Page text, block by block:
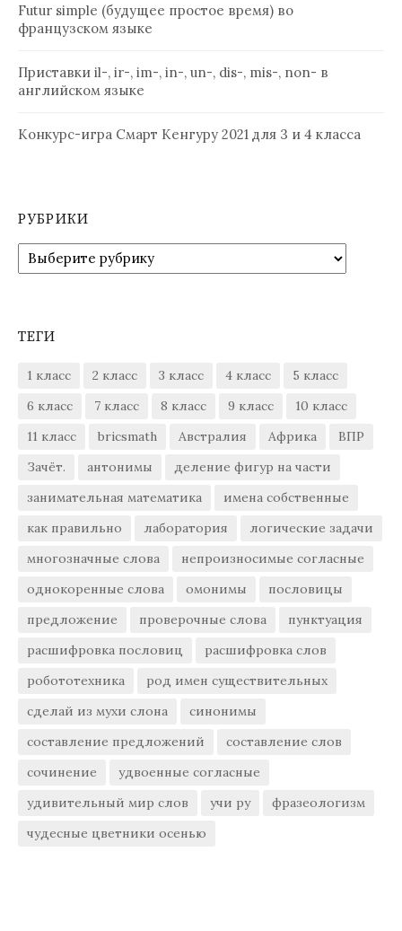
Futur simple (будущее простое время) во
французском языке
Приставки il-, ir-, im-, in-, un-, dis-, mis-, non- в
английском языке
Конкурс-игра Смарт Кенгуру 2021 для 3 и 4 класса
РУБРИКИ
Рубрики
ТЕГИ
1 класс 2 класс 3 класс 4 класс
5 класс
6 класс
7 класс 8 класс 9 класс
10 класс
11 класс
bricsmath Австралия Африка
ВПР
Зачёт.
антонимы
деление фигур на части
занимательная математика
имена собственные
как правильно
лаборатория
логические задачи
многозначные слова
непроизносимые согласные
однокоренные слова
омонимы
пословицы
предложение
проверочные слова
пунктуация
расшифровка пословиц
расшифровка слов
робототехника
род имен существительных
сделай из мухи слона
синонимы
составление предложений
составление слов
сочинение
удвоенные согласные
удивительный мир слов
учи ру
фразеологизм
чудесные цветники осенью